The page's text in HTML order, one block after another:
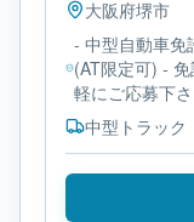
大阪府堺市
- 中型自動車免
(AT限定可) -
軽にご応募下
中型トラック